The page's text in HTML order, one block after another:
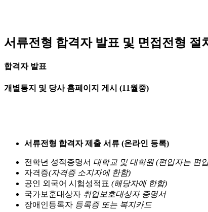
서류전형 합격자 발표 및 면접전형 절
합격자 발표
개별통지 및 당사 홈페이지 게시 (11월중)
서류전형 합격자 제출 서류 (온라인 등록)
전학년 성적증명서 대학교 및 대학원 (편입자는 편
자격증(자격증 소지자에 한함)
공인 외국어 시험성적표 (해당자에 한함)
국가보훈대상자 취업보호대상자 증명서
장애인등록자 등록증 또는 복지카드